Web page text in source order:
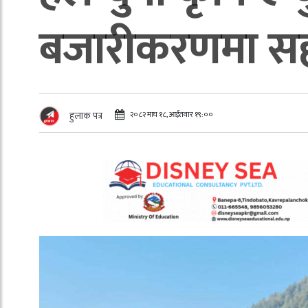
बजारीकरणमा
हुलाक पत्र २०८२ माघ १८, आईतवार १९:००